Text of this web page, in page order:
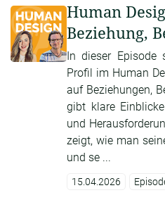
Human
Beziehung,
In dieser
Profil im Human
auf Beziehungen,
gibt klare
und
zeigt, wie man
und se ...
15.04.2026